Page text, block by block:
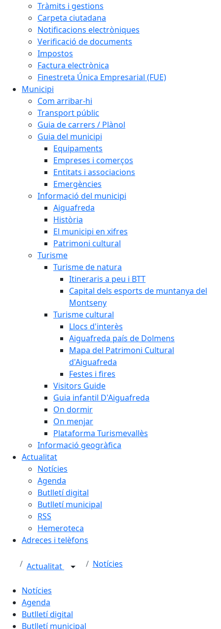
Tràmits i gestions
Carpeta ciutadana
Notificacions electròniques
Verificació de documents
Impostos
Factura electrònica
Finestreta Única Empresarial (FUE)
Municipi
Com arribar-hi
Transport públic
Guia de carrers / Plànol
Guia del municipi
Equipaments
Empreses i comerços
Entitats i associacions
Emergències
Informació del municipi
Aiguafreda
Història
El municipi en xifres
Patrimoni cultural
Turisme
Turisme de natura
Itineraris a peu i BTT
Capital dels esports de muntanya del
Montseny
Turisme cultural
Llocs d'interès
Aiguafreda país de Dolmens
Mapa del Patrimoni Cultural
d'Aiguafreda
Festes i fires
Visitors Guide
Guia infantil D'Aiguafreda
On dormir
On menjar
Plataforma Turismevallès
Informació geogràfica
Actualitat
Notícies
Agenda
Butlletí digital
Butlletí municipal
RSS
Hemeroteca
Adreces i telèfons
Actualitat Notícies
Notícies
Agenda
Butlletí digital
Butlletí municipal